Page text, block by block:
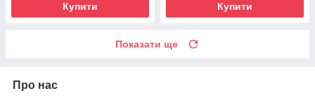
Купити Купити
Показати ще
Про нас